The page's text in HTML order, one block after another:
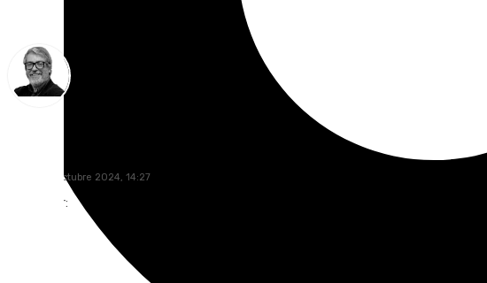
martes, 8 octubre 2024, 14:27
Compartir: